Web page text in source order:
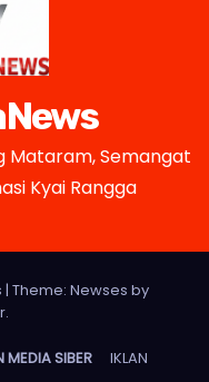
Mataram, Semangat
Kyai Rangga
| Theme: Newses by
.
MEDIA SIBER IKLAN